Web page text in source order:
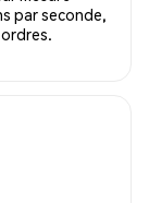
par seconde,